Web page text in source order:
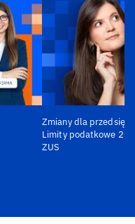
Zmiany dla
Limity podatkowe
ZUS